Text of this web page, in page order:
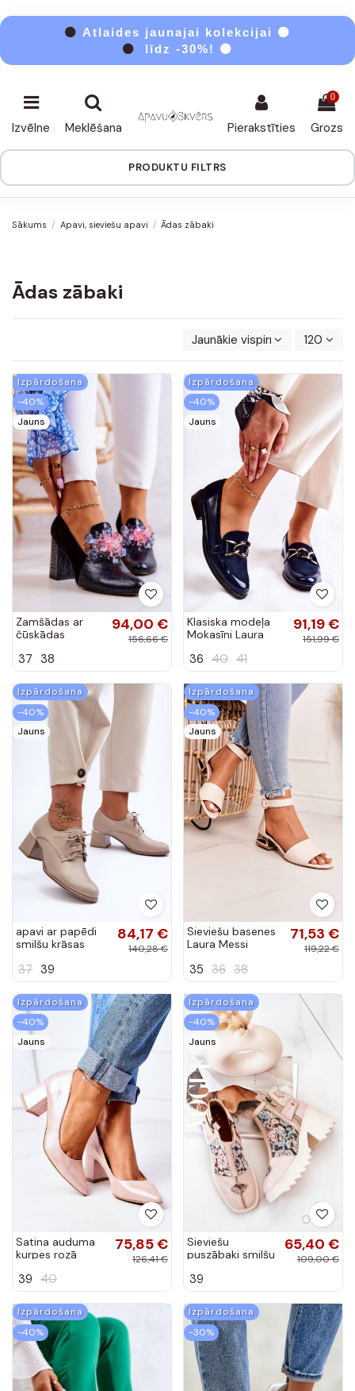
⚫ Atlaides jaunajai kolekcijai ⚫
⚫
līdz -30%! ⚫
Izvēlne Meklēšana Pierakstīties
0
Grozs
PRODUKTU FILTRS
Sākums Apavi, sieviešu apavi Ādas zābaki
Ādas zābaki
Jaunākie vispirms 120
Izpārdošana
-40%
Jauns
Zamšādas ar
čūskādas
ar papēdi
Sofie
94,00 €
156,66 €
37 38
Izpārdošana
-40%
Jauns
Klasiska modeļa
Mokasīni Laura
krāsas
91,19 €
151,99 €
36 40 41
Izpārdošana
-40%
Jauns
apavi ar papēdi
smilšu krāsas
84,17 €
140,28 €
37 39
Izpārdošana
-40%
Jauns
Sieviešu basenes
Laura Messi
71,53 €
119,22 €
35 36 38
Izpārdošana
-40%
Jauns
Satina auduma
kurpes rozā
75,85 €
126,41 €
39 40
Izpārdošana
-40%
Jauns
Sieviešu
puszābaki smilšu
65,40 €
109,00 €
39
Izpārdošana
-40%
Izpārdošana
-30%